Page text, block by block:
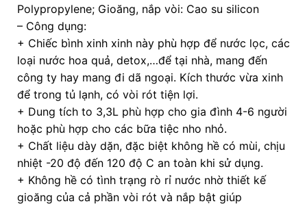
Polypropylene; Gioăng, nắp vòi: Cao su silicon
– Công dụng:
+ Chiếc bình xinh xinh này phù hợp để nước lọc, các
loại nước hoa quả, detox,…để tại nhà, mang đến
công ty hay mang đi dã ngoại. Kích thước vừa xinh
để trong tủ lạnh, có vòi rót tiện lợi.
+ Dung tích to 3,3L phù hợp cho gia đình 4-6 người
hoặc phù hợp cho các bữa tiệc nho nhỏ.
+ Chất liệu dày dặn, đặc biệt không hề có mùi, chịu
nhiệt -20 độ đến 120 độ C an toàn khi sử dụng.
+ Không hề có tình trạng rò rỉ nước nhờ thiết kế
gioăng của cả phần vòi rót và nắp bật giúp